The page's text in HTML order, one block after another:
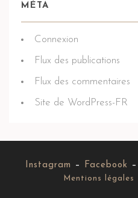
MÉTA
Connexion
Flux des publications
Flux des commentaires
Site de WordPress-FR
Instagram – Facebook –
Mentions légales